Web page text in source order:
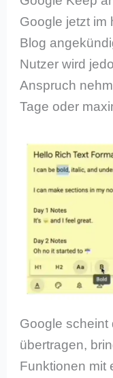
Google jetzt im
Blog
Nutzer wird
Anspruch
Tage oder
Google scheint
übertragen,
Funktionen mit